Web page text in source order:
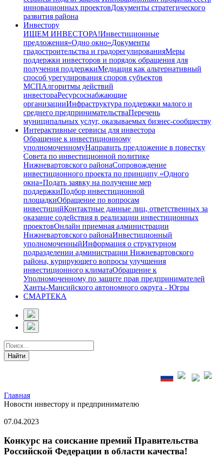
инновационных проектовДокументы стратегического
развития района
Инвестору
ИЩЕМ ИНВЕСТОРА!Инвестиционные
предложения«Одно окно»Документы
градостроительства и градорегулированияМеры
поддержки инвесторов и порядок обращения для
получения поддержкиМедиация как альтернативный
способ урегулирования споров субъектов
МСПАлгоритмы действий
инвестораРесурсоснабжающие
организацииИнфраструктура поддержки малого и
среднего предпринимательстваПеречень
муниципальных услуг, оказываемых бизнес-сообществу
Интерактивные сервисы для инвестора
Обращение к инвестиционному
уполномоченномуНаправить предложение в повестку
Совета по инвестиционной политике
Нижневартовского районаСопровождение
инвестиционного проекта по принципу «Одного
окна»Подать заявку на получение мер
поддержкиПодбор инвестиционной
площадкиОбращение по вопросам
инвестицийКонтактные данные лиц, ответственных за
оказание содействия в реализации инвестиционных
проектовОнлайн приемная администрации
Нижневартовского районаИнвестиционный
уполномоченныйИнформация о структурном
подразделении администрации Нижневартовского
района, курирующего вопросы улучшения
инвестиционного климатаОбращение к
Уполномоченному по защите прав предпринимателей
Ханты-Мансийского автономного округа - Югры
СМАРТЕКА
Главная
Новости инвестору и предпринимателю
07.04.2023
Конкурс на соискание премий Правительства
Российской Федерации в области качества!